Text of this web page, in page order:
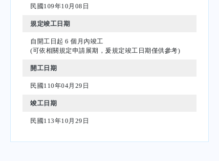
民國109年10月08日
規定竣工日期
自開工日起 6 個月內竣工
(可依相關規定申請展期，爰規定竣工日期僅供參考)
開工日期
民國110年04月29日
竣工日期
民國113年10月29日